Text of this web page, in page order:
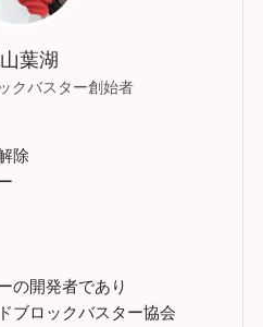
葉湖
クバスター創始者
除
の開発者であり
ブロックバスター協会